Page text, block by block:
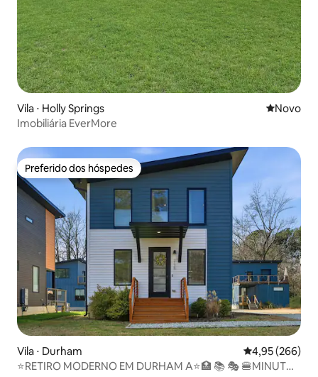
Vila ⋅ Holly Springs Novo
Novo
Imobiliária EverMore
Preferido dos hóspedes
Preferido dos hóspedes
Vila ⋅ Durham 4,95 de uma
4,95 (266)
⭐️RETIRO MODERNO EM DURHAM A⭐️🏥 📚 🎭 🍔MINUTOS